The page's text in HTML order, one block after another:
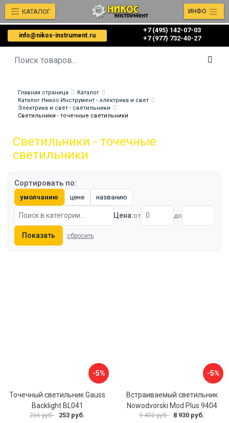
info@nikos-instrument.ru
+7 (495) 142-07-03
‎‎+7 (977) 732-40-27
КАТАЛОГ ИНФО
Главная страница
Каталог
Каталог Никос-Инструмент - электрика и свет
Электрика и свет - светильники
Светильники - точечные светильники
Светильники - точечные
светильники
Сортировать по:
умолчанию цене названию
Цена:от до
Показать сбросить
-5%
Точечный светильник Gauss
Backlight BL041
266 руб. 253 руб.
-5%
Встраиваемый светильник
Nowodvorski Mod Plus 9404
9 400 руб. 8 930 руб.